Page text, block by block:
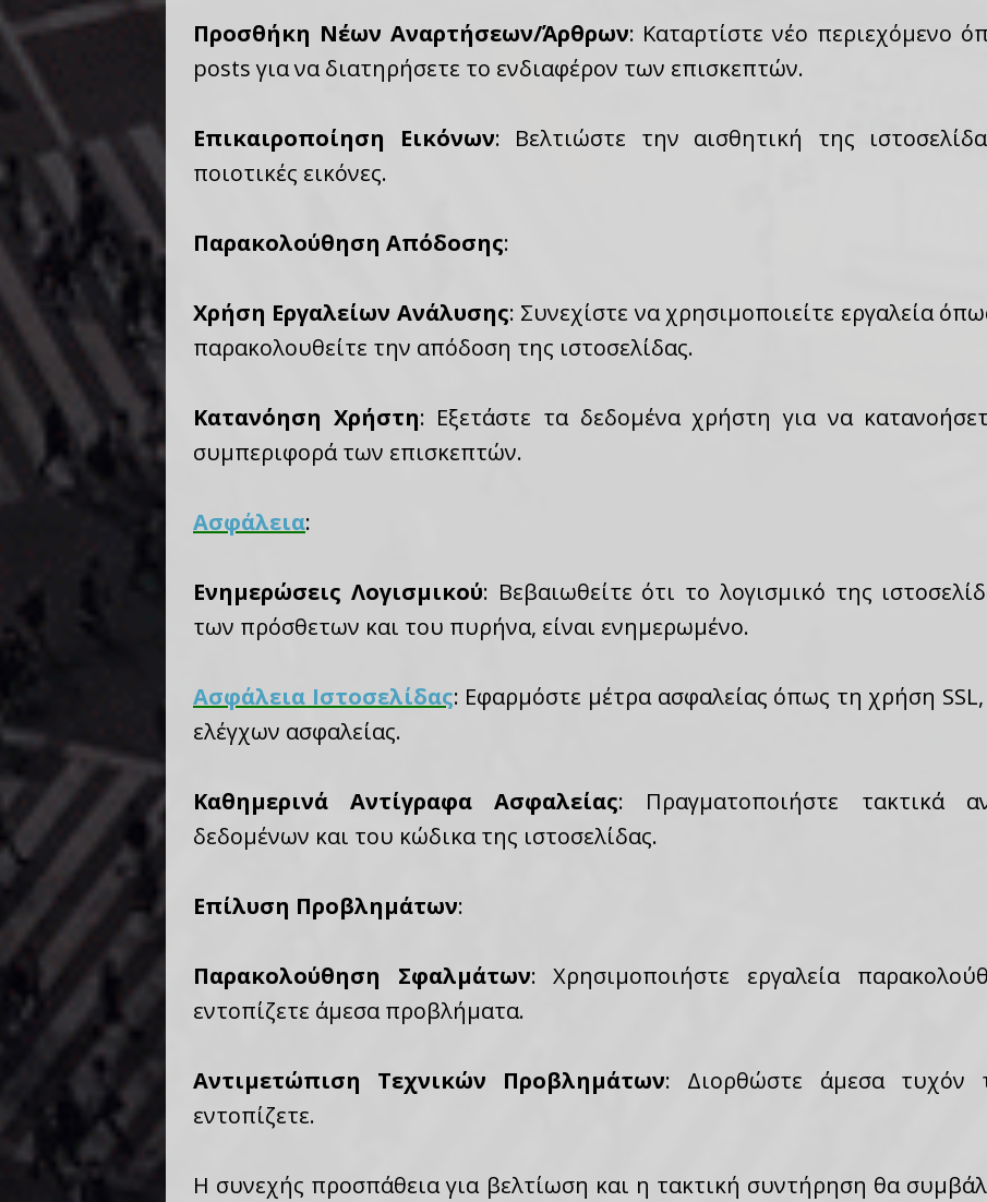
Προσθήκη Νέων Αναρτήσεων/Άρθρων: Καταρτίστε νέο περιεχόμενο
posts για να διατηρήσετε το ενδιαφέρον των επισκεπτών.
Επικαιροποίηση Εικόνων: Βελτιώστε την αισθητική της
ποιοτικές εικόνες.
Παρακολούθηση Απόδοσης:
Χρήση Εργαλείων Ανάλυσης: Συνεχίστε να χρησιμοποιείτε εργαλεία
παρακολουθείτε την απόδοση της ιστοσελίδας.
Κατανόηση Χρήστη: Εξετάστε τα δεδομένα χρήστη για να
συμπεριφορά των επισκεπτών.
Ασφάλεια:
Ενημερώσεις Λογισμικού: Βεβαιωθείτε ότι το λογισμικό της
των πρόσθετων και του πυρήνα, είναι ενημερωμένο.
Ασφάλεια Ιστοσελίδας: Εφαρμόστε μέτρα ασφαλείας όπως τη χρήση SSL,
ελέγχων ασφαλείας.
Καθημερινά Αντίγραφα Ασφαλείας: Πραγματοποιήστε τακτικά
δεδομένων και του κώδικα της ιστοσελίδας.
Επίλυση Προβλημάτων:
Παρακολούθηση Σφαλμάτων: Χρησιμοποιήστε εργαλεία
εντοπίζετε άμεσα προβλήματα.
Αντιμετώπιση Τεχνικών Προβλημάτων: Διορθώστε άμεσα τυχόν
εντοπίζετε.
Η συνεχής προσπάθεια για βελτίωση και η τακτική συντήρηση θα